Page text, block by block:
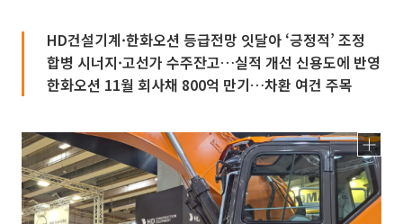
HD건설기계·한화오션 등급전망 잇달아 ‘긍정적’ 조정
합병 시너지·고선가 수주잔고…실적 개선 신용도에 반영
한화오션 11월 회사채 800억 만기…차환 여건 주목